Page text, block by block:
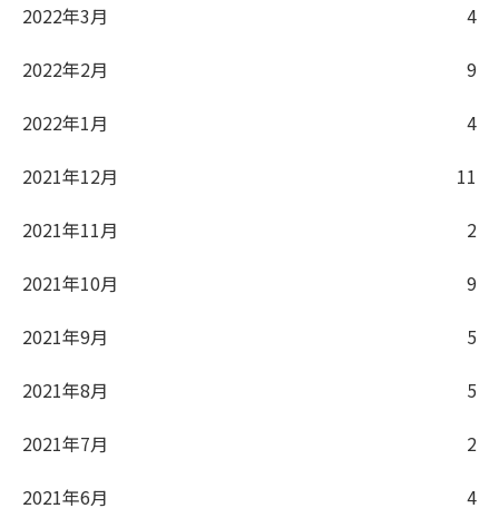
2022年3月
4
2022年2月
9
2022年1月
4
2021年12月
11
2021年11月
2
2021年10月
9
2021年9月
5
2021年8月
5
2021年7月
2
2021年6月
4